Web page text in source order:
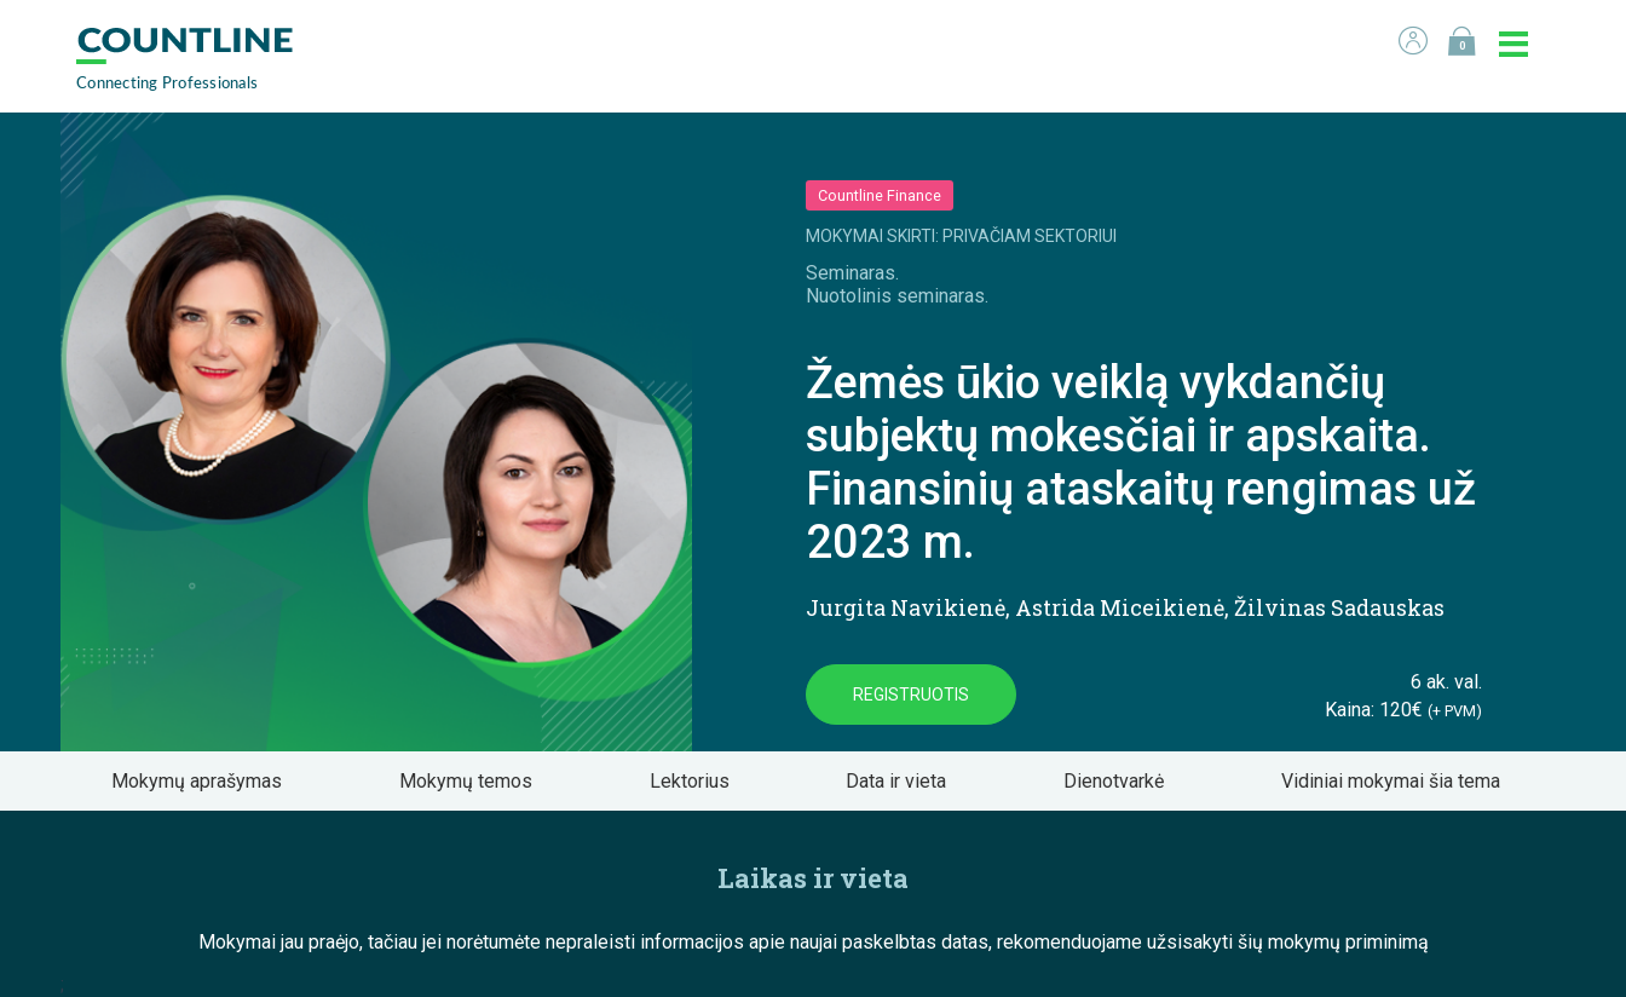
0
Countline Finance
MOKYMAI SKIRTI: PRIVAČIAM SEKTORIUI
Seminaras.
Nuotolinis seminaras.
Žemės ūkio veiklą vykdančių
subjektų mokesčiai ir apskaita.
Finansinių ataskaitų rengimas už
2023 m.
Jurgita Navikienė, Astrida Miceikienė,Žilvinas Sadauskas
REGISTRUOTIS
6 ak. val.
Kaina: 120€ (+ PVM)
Mokymų aprašymas Mokymų temos Lektorius Data ir vieta Dienotvarkė Vidiniai mokymai šia tema
Laikas ir vieta
Mokymai jau praėjo, tačiau jei norėtumėte nepraleisti informacijos apie naujai paskelbtas datas, rekomenduojame užsisakyti šių mokymų priminimą
;